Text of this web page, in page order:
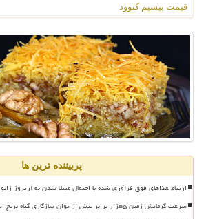
قیمت بیسیم کنوود
پربیننده ترین ها
ارتباط غذاهای فوق فرآوری شده با احتمال مبتلا شدن به آرتروز زانو
سرعت گرمایش زمین ۵هزار برابر بیش از توان سازگاری گیاه برنج است